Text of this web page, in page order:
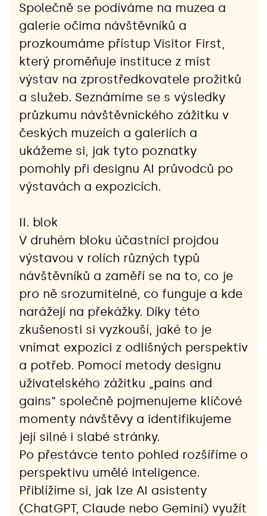
Společně se podíváme na muzea a
galerie očima návštěvníků a
prozkoumáme přístup Visitor First,
který proměňuje instituce z míst
výstav na zprostředkovatele prožitků
a služeb. Seznámíme se s výsledky
průzkumu návštěvnického zážitku v
českých muzeích a galeriích a
ukážeme si, jak tyto poznatky
pomohly při designu AI průvodců po
výstavách a expozicích.
II. blok
V druhém bloku účastníci projdou
výstavou v rolích různých typů
návštěvníků a zaměří se na to, co je
pro ně srozumitelné, co funguje a kde
narážejí na překážky. Díky této
zkušenosti si vyzkouší, jaké to je
vnímat expozici z odlišných perspektiv
a potřeb. Pomocí metody designu
uživatelského zážitku „pains and
gains“ společně pojmenujeme klíčové
momenty návštěvy a identifikujeme
její silné i slabé stránky.
Po přestávce tento pohled rozšíříme o
perspektivu umělé inteligence.
Přiblížíme si, jak lze AI asistenty
(ChatGPT, Claude nebo Gemini) využít